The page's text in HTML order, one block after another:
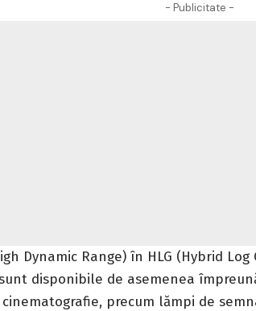
- Publicitate -
Dynamic Range) în HLG (Hybrid
disponibile de asemenea
precum lămpi de